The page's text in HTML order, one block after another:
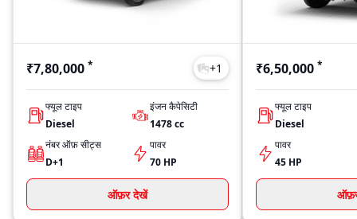
₹7,80,000 * +1
फ्यूल टाइप
Diesel
इंजन कैपेसिटी
1478cc
नंबर ऑफ़ सीट्स
D+1
पावर
70 HP
ऑफ़र देखें
₹6,50,000 *
फ्यूल टाइप
Diesel
पावर
45 HP